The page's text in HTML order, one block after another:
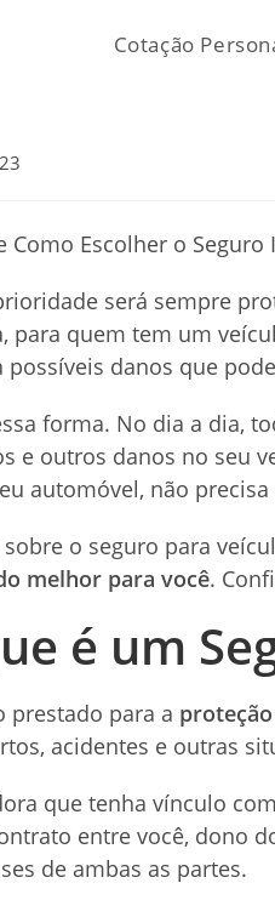
Cotação
será sempre
para quem tem um
danos que
forma. No dia a dia,
e outros danos no seu
automóvel, não precisa
o seguro para
melhor para você.
é um
prestado para a
acidentes e outras
que tenha vínculo
entre você, dono
de ambas as partes.